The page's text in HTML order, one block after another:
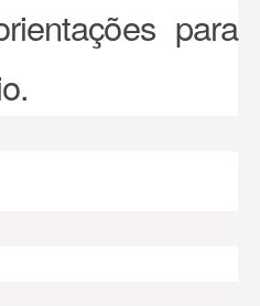
para